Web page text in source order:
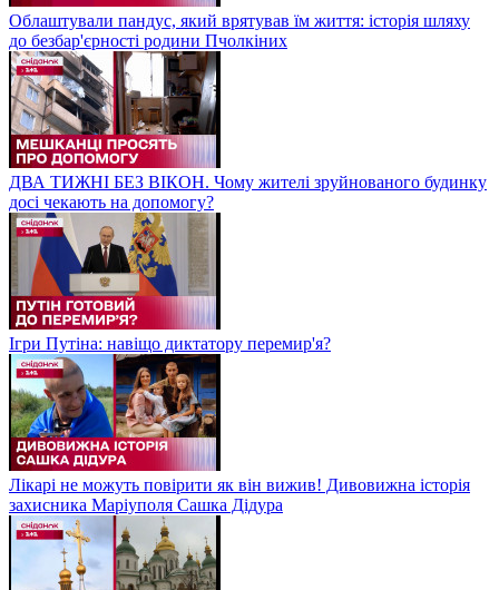
Облаштували пандус, який врятував їм життя: історія шляху
до безбар'єрності родини Пчолкіних
ДВА ТИЖНІ БЕЗ ВІКОН. Чому жителі зруйнованого будинку
досі чекають на допомогу?
Ігри Путіна: навіщо диктатору перемир'я?
Лікарі не можуть повірити як він вижив! Дивовижна історія
захисника Маріуполя Сашка Дідура